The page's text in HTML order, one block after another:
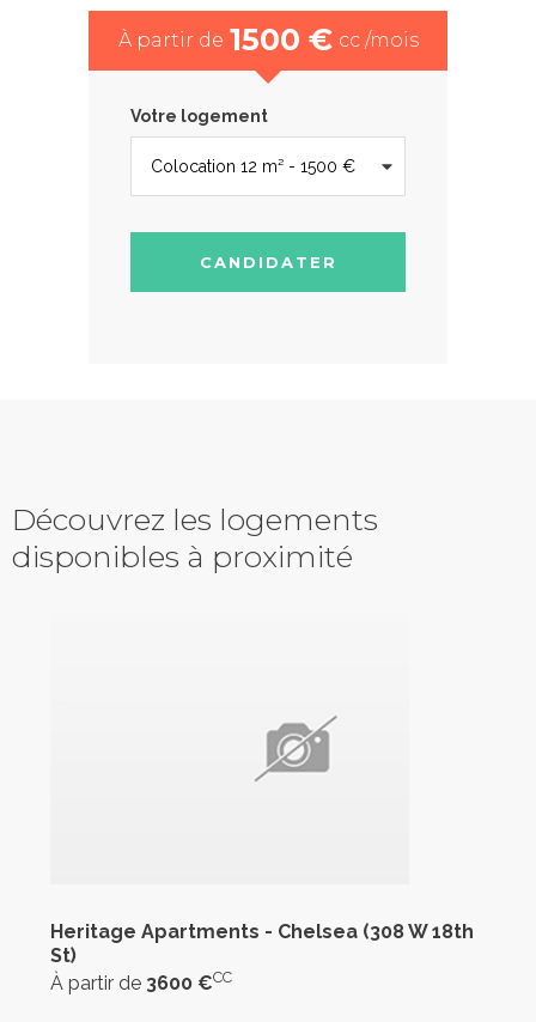
À partir de 1500 € cc /mois
Votre logement
CANDIDATER
Découvrez les logements
disponibles à proximité
Heritage Apartments - Chelsea (308 W 18th
St)
À partir de 3600 €CC